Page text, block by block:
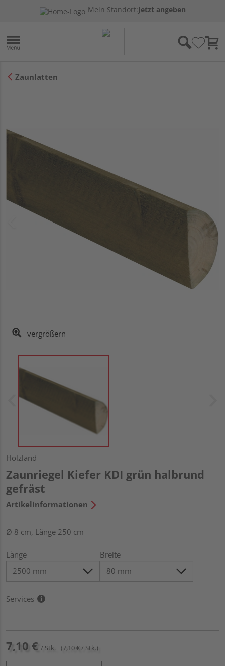
Mein Standort:Jetzt angeben
Zaunlatten
vergrößern
Holzland
Zaunriegel Kiefer KDI grün halbrund
gefräst
Artikelinformationen
Ø 8 cm, Länge 250 cm
Länge Breite
Services
7,10 € / Stk. (7,10 € / Stk.)